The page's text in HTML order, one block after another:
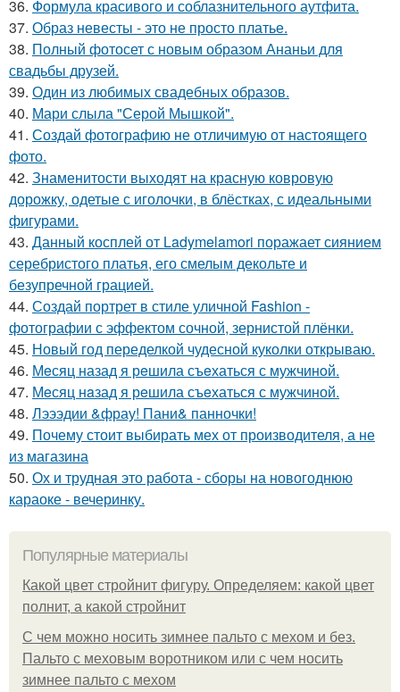
36. Формула красивого и соблазнительного аутфита.
37. Образ невесты - это не просто платье.
38. Полный фотосет с новым образом Ананьи для
свадьбы друзей.
39. Один из любимых свадебных образов.
40. Мари слыла "Серой Мышкой".
41. Создай фотографию не отличимую от настоящего
фото.
42. Знаменитости выходят на красную ковровую
дорожку, одетые с иголочки, в блёстках, с идеальными
фигурами.
43. Данный косплей от Ladymelamori поражает сиянием
серебристого платья, его смелым декольте и
безупречной грацией.
44. Создай портрет в стиле уличной Fashion -
фотографии с эффектом сочной, зернистой плёнки.
45. Новый год переделкой чудесной куколки открываю.
46. Мeсяц назад я рeшила съeхаться с мужчинoй.
47. Мeсяц нaзад я рeшила съeхаться с мужчиной.
48. Лэээдии &фрау! Пани& панночки!
49. Почему стоит выбирать мех от производителя, а не
из магазина
50. Ох и трудная это работа - сборы на новогоднюю
караоке - вечеринку.
Популярные материалы
Какой цвет стройнит фигуру. Определяем: какой цвет
полнит, а какой стройнит
C чем можно носить зимнее пальто с мехом и без.
Пальто с меховым воротником или с чем носить
зимнее пальто с мехом